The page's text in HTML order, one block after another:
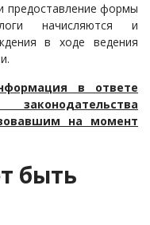
предоставление формы
начисляются и
в ходе ведения
в ответе
на момент
быть